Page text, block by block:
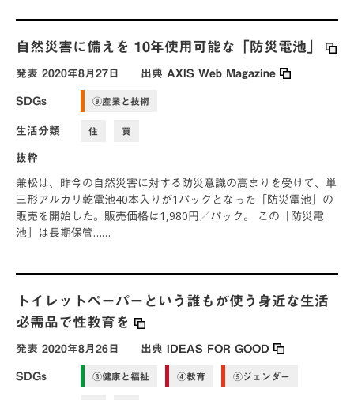
自然災害に備えを 10年使用可能な「防災電池」
発表 2020年8月27日 出典 AXIS Web Magazine
SDGs ⑨産業と技術
生活分類 住 買
抜粋
兼松は、昨今の自然災害に対する防災意識の高まりを受けて、単
三形アルカリ乾電池40本入りが1パックとなった「防災電池」の
販売を開始した。販売価格は1,980円／パック。 この「防災電
池」は⾧期保管……
トイレットペーパーという誰もが使う身近な生活
必需品で性教育を
発表 2020年8月26日 出典 IDEAS FOR GOOD
SDGs ③健康と福祉 ④教育 ⑤ジェンダー